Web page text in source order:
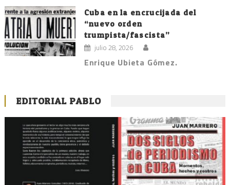
Cuba en la encrucijada del
“nuevo orden
trumpista/fascista”
julio 28, 2026
Enrique Ubieta Gómez.
EDITORIAL PABLO